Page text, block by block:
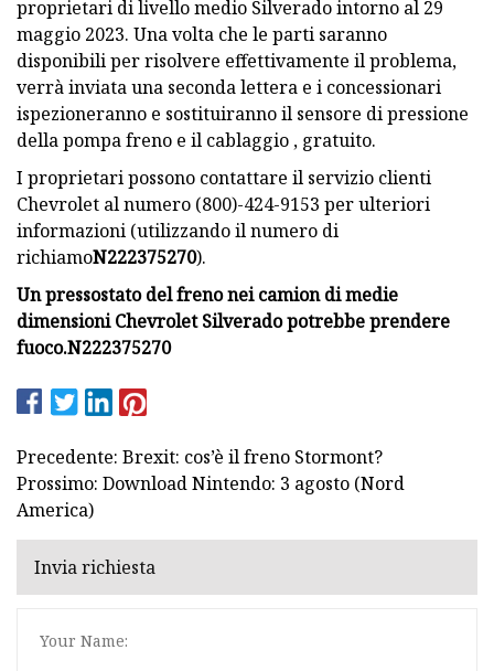
proprietari di livello medio Silverado intorno al 29
maggio 2023. Una volta che le parti saranno
disponibili per risolvere effettivamente il problema,
verrà inviata una seconda lettera e i concessionari
ispezioneranno e sostituiranno il sensore di pressione
della pompa freno e il cablaggio , gratuito.
I proprietari possono contattare il servizio clienti
Chevrolet al numero (800)-424-9153 per ulteriori
informazioni (utilizzando il numero di
richiamoN222375270).
Un pressostato del freno nei camion di medie
dimensioni Chevrolet Silverado potrebbe prendere
fuoco.N222375270
Precedente: Brexit: cos’è il freno Stormont?
Prossimo: Download Nintendo: 3 agosto (Nord
America)
Invia richiesta